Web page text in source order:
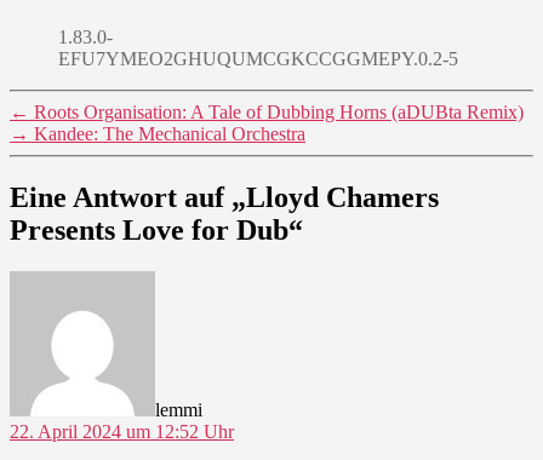
Love
Dub
1.83.0-
EFU7YMEO2GHUQUMCGKCCGGMEPY.0.2-5
← Roots Organisation: A Tale of Dubbing Horns (aDUBta Remix)
→ Kandee: The Mechanical Orchestra
Eine Antwort auf „Lloyd Chamers
Presents Love for Dub“
lemmi
22. April 2024 um 12:52 Uhr